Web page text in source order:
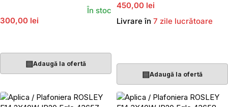
300,00 lei
În stoc
▤Adaugă la ofertă
450,00 lei
Livrare în 7 zile lucrătoare
▤Adaugă la ofertă